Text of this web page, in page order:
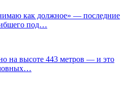
как должное» — последние
под…
на высоте 443 метров — и это